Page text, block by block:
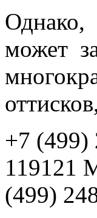
Однако,
может
+7 (499)
119121
(499)